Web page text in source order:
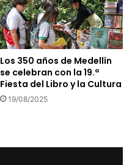
Los 350 años de Medellín
se celebran con la 19.ª
Fiesta del Libro y la Cultura
19/08/2025